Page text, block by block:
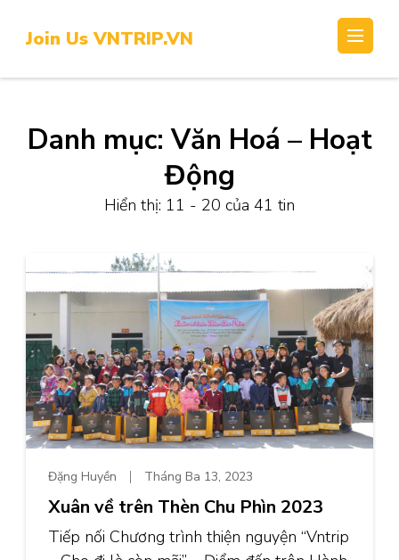
(Press
Join Us VNTRIP.VN
Danh mục:Văn Hoá – Hoạt
Động
Hiển thị: 11 - 20 của 41 tin
Đặng Huyền Tháng Ba 13, 2023
Xuân về trên Thèn Chu Phìn 2023
Tiếp nối Chương trình thiện nguyện “Vntrip